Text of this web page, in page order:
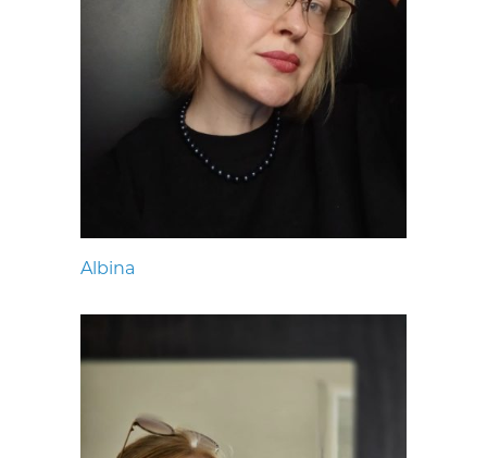
Albina